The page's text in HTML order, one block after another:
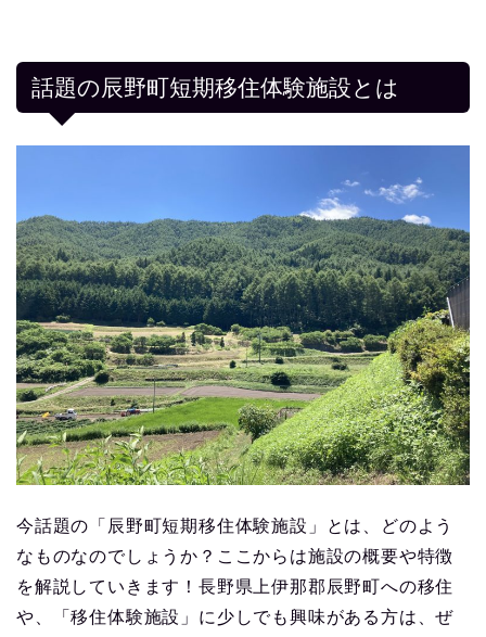
話題の辰野町短期移住体験施設とは
今話題の「辰野町短期移住体験施設」とは、どのよう
なものなのでしょうか？ここからは施設の概要や特徴
を解説していきます！長野県上伊那郡辰野町への移住
や、「移住体験施設」に少しでも興味がある方は、ぜ